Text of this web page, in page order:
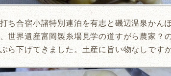
ち合宿小諸特別連泊を有志と磯辺温泉かん
世界遺産富岡製糸場見学の道すがら農家？
ら下げてきました。土産に旨い物なしです